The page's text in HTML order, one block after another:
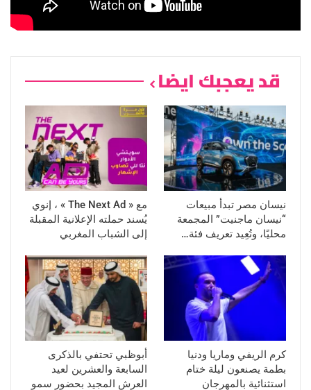
قد يعجبك ايضا
نيسان مصر تبدأ مبيعات
“نيسان ماجنيت” المجمعة
محليًا، وتُعِيد تعريف فئة…
مع « The Next Ad » ، إنوي
يُسند حملته الإعلانية المقبلة
إلى الشباب المغربي
كرم الريفي وماريا ودنيا
بطمة يصنعون ليلة ختام
استثنائية بالمهرجان
أبوظبي تحتفي بالذكرى
السابعة والعشرين لعيد
العرش المجيد بحضور سمو